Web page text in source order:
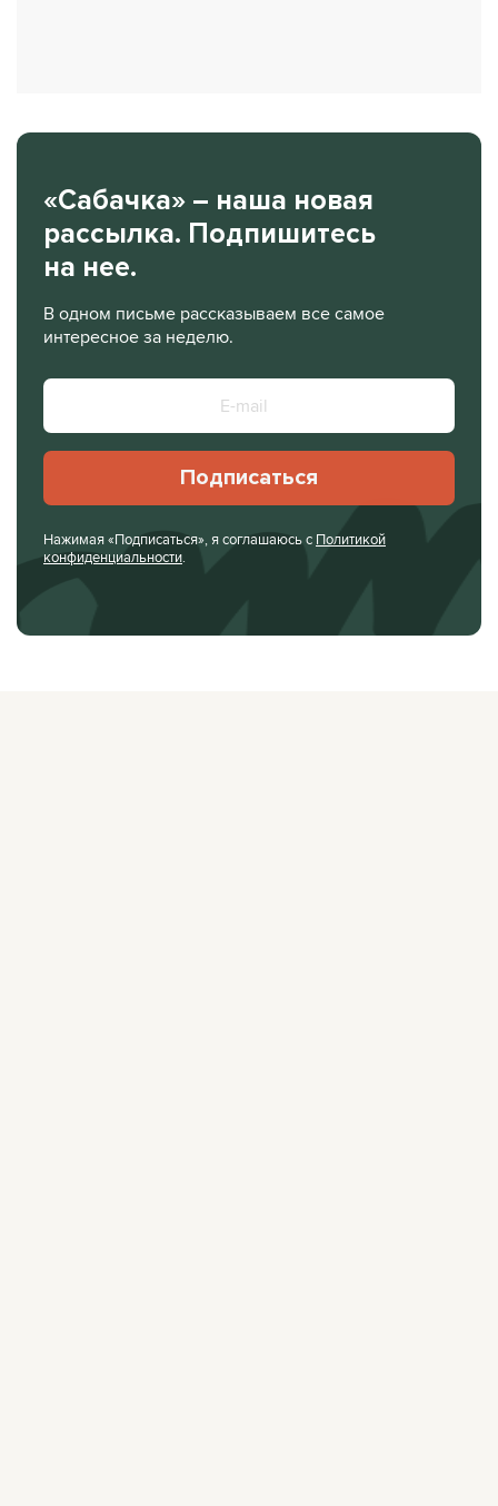
«Сабачка» – наша новая
рассылка. Подпишитесь
на нее.
В одном письме рассказываем все самое
интересное за неделю.
Подписаться
Нажимая «Подписаться», я соглашаюсь с Политикой
конфиденциальности.